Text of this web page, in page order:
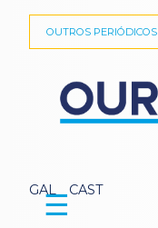
GAL CAST
OUTROS PERIÓDICOS
☰